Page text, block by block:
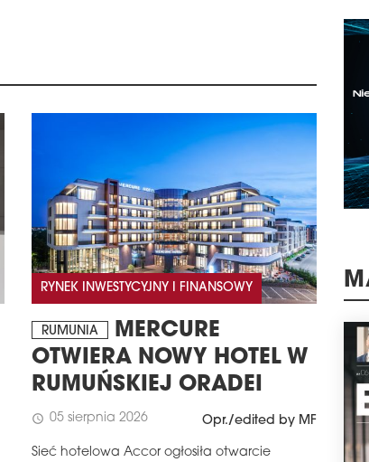
RYNEK INWESTYCYJNY I FINANSOWY
RUMUNIA
MERCURE
OTWIERA NOWY HOTEL W
RUMUŃSKIEJ ORADEI
schedule 05 sierpnia 2026 Opr./edited by MF
Sieć hotelowa Accor ogłosiła otwarcie
schedule
Atal
schedule